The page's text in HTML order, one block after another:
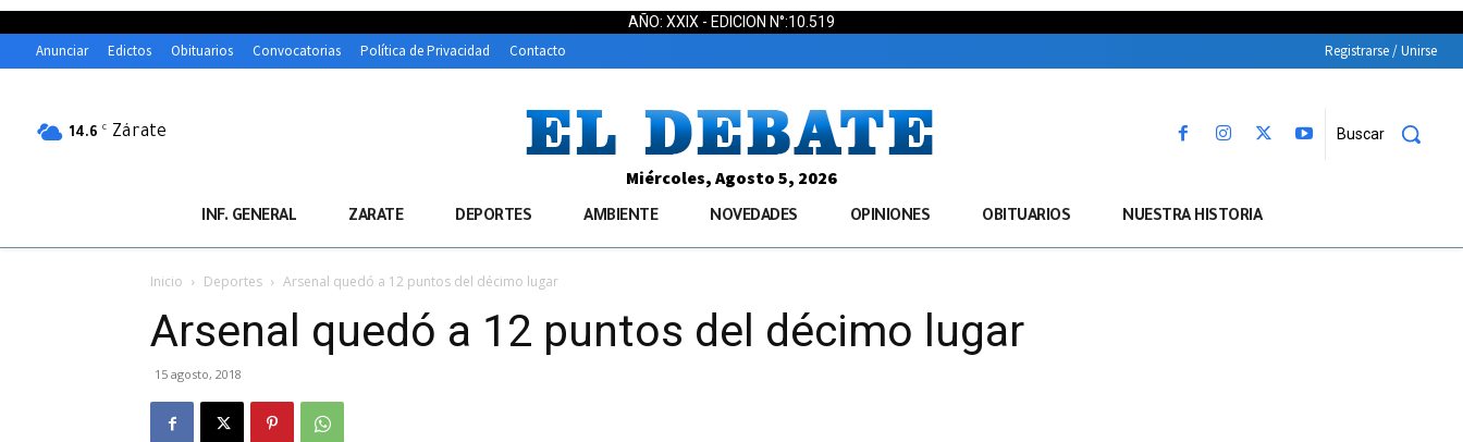
AÑO: XXIX - EDICION N°:10.519
Anunciar Edictos Obituarios Convocatorias Política de Privacidad Contacto Registrarse / Unirse
14.6 C Zárate Buscar
Miércoles, Agosto 5, 2026
INF. GENERAL ZARATE DEPORTES AMBIENTE NOVEDADES OPINIONES OBITUARIOS NUESTRA HISTORIA
Inicio Deportes Arsenal quedó a 12 puntos del décimo lugar
Arsenal quedó a 12 puntos del décimo lugar
15 agosto, 2018